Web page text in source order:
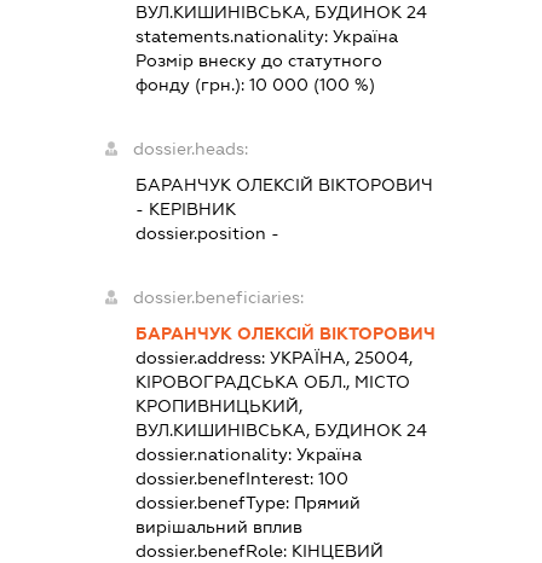
ВУЛ.КИШИНІВСЬКА, БУДИНОК 24
statements.nationality: Україна
Розмір внеску до статутного
фонду (грн.): 10 000 (100 %)
dossier.heads:
БАРАНЧУК ОЛЕКСІЙ ВІКТОРОВИЧ
- КЕРІВНИК
dossier.position -
dossier.beneficiaries:
БАРАНЧУК ОЛЕКСІЙ ВІКТОРОВИЧ
dossier.address: УКРАЇНА, 25004,
КІРОВОГРАДСЬКА ОБЛ., МІСТО
КРОПИВНИЦЬКИЙ,
ВУЛ.КИШИНІВСЬКА, БУДИНОК 24
dossier.nationality: Україна
dossier.benefInterest: 100
dossier.benefType: Прямий
вирішальний вплив
dossier.benefRole: КІНЦЕВИЙ